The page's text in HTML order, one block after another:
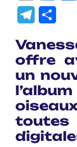
Link
Telegram
offre
un
toutes